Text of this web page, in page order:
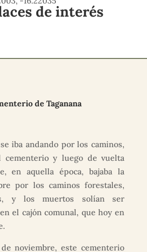
de interés
de Taganana
iba andando por los caminos,
cementerio y luego de vuelta
en aquella época, bajaba la
por los caminos forestales,
y los muertos solían ser
el cajón comunal, que hoy en
noviembre, este cementerio